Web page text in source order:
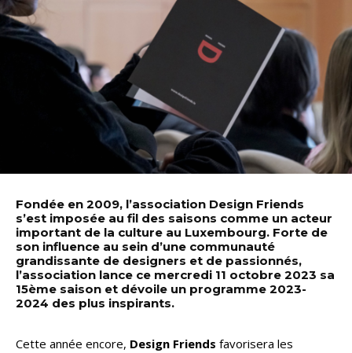
Fondée en 2009, l’association Design Friends
s’est imposée au fil des saisons comme un acteur
important de la culture au Luxembourg. Forte de
son influence au sein d’une communauté
grandissante de designers et de passionnés,
l’association lance ce mercredi 11 octobre 2023 sa
15ème saison et dévoile un programme 2023-
2024 des plus inspirants.
Cette année encore, Design Friends favorisera les